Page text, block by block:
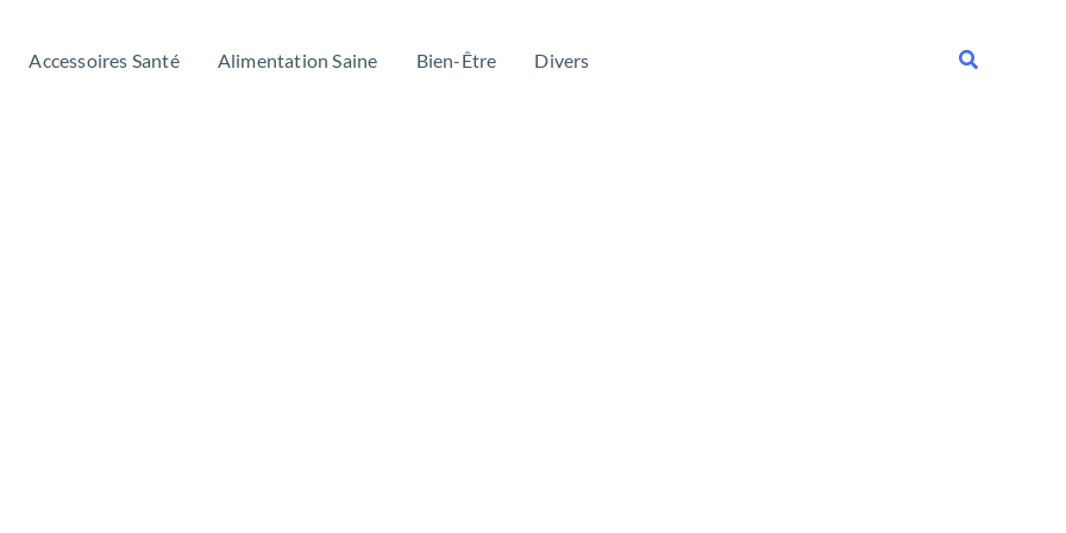
Accessoires Santé Alimentation Saine Bien-Être Divers Rechercher